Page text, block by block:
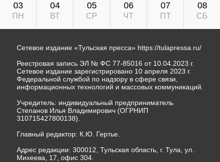
03
ПН
04
ВТ
05
СР
06
ЧТ
07
ПТ
08
СБ
Сетевое издание «Тульская пресса» https://tulapressa.ru/
Реестровая запись ЭЛ № ФС 77-85016 от 10.04.2023 г.
Сетевое издание зарегистрировано 10 апреля 2023 г.
Федеральной службой по надзору в сфере связи,
информационных технологий и массовых коммуникаций.
Учредитель: индивидуальный предприниматель
Степанов Илья Владимирович (ОГРНИП
310715427800138).
Главный редактор: К.Ю. Гертье.
Адрес редакции: 300012, Тульская область, г. Тула, ул.
Михеева, 17, офис 304.